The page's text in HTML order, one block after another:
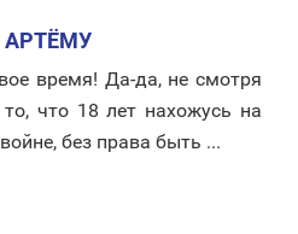
время! Да-да, не смотря
что 18 лет нахожусь на
без права быть ...